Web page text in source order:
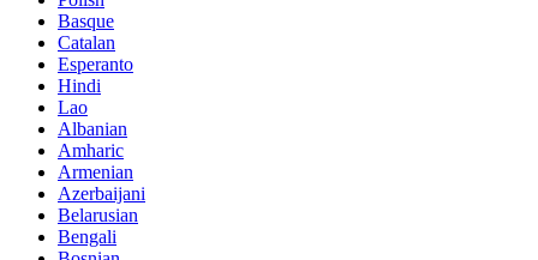
Basque
Catalan
Esperanto
Hindi
Lao
Albanian
Amharic
Armenian
Azerbaijani
Belarusian
Bengali